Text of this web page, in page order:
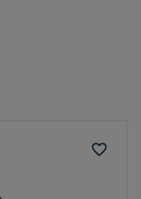
favorite_border